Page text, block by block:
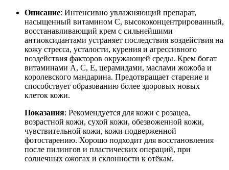
Описание: Интенсивно увлажняющий препарат,
насыщенный витамином С, высококонцентрированный,
восстанавливающий крем с сильнейшими
антиоксидантами устраняет последствия воздействия на
кожу стресса, усталости, курения и агрессивного
воздействия факторов окружающей среды. Крем богат
витаминами А, С, Е, церамидами, маслами жожоба и
королевского мандарина. Предотвращает старение и
способствует образованию более здоровых новых
клеток кожи.
Показания: Рекомендуется для кожи с розацеа,
возрастной кожи, сухой кожи, обезвоженной кожи,
чувствительной кожи, кожи подверженной
фотостарению. Хорошо подходит для восстановления
после пилингов и пластических операций, при
солнечных ожогах и склонности к отёкам.